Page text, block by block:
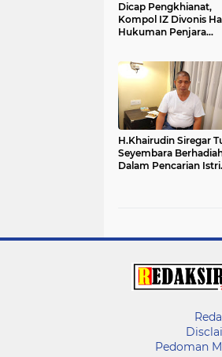
Dicap Pengkhianat,
Kompol IZ Divonis
Hukuman Penjara
H.Khairudin Siregar
Seyembara
Dalam Pencarian Istri
Pedoman